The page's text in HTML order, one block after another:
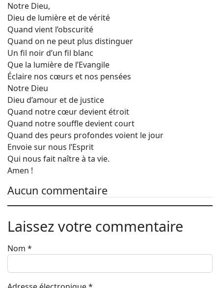
Notre Dieu,
Dieu de lumière et de vérité
Quand vient l’obscurité
Quand on ne peut plus distinguer
Un fil noir d’un fil blanc
Que la lumière de l’Evangile
Éclaire nos cœurs et nos pensées
Notre Dieu
Dieu d’amour et de justice
Quand notre cœur devient étroit
Quand notre souffle devient court
Quand des peurs profondes voient le jour
Envoie sur nous l’Esprit
Qui nous fait naître à ta vie.
Amen !
Aucun commentaire
Laissez votre commentaire
Nom *